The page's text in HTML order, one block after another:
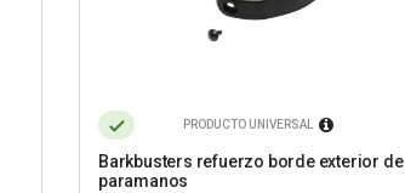
PRODUCTO UNIVERSAL
Barkbusters refuerzo borde exterior de
paramanos